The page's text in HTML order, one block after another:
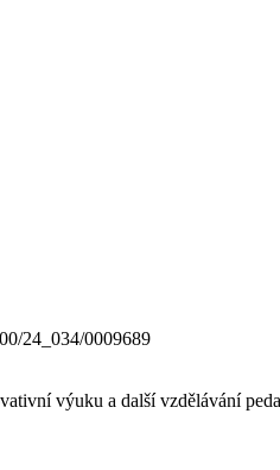
24_034/0009689
výuku a další vzdělávání